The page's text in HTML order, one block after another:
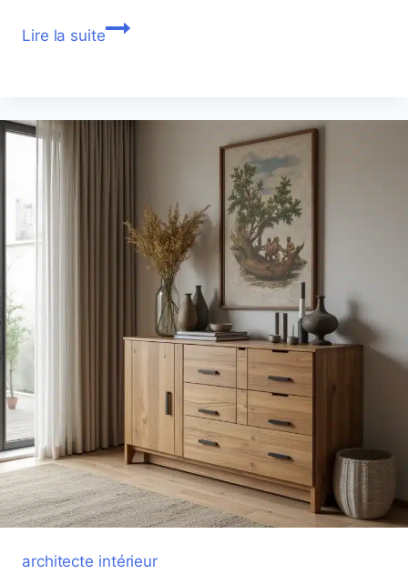
Lire la suiteArchitecte
architecte intérieur